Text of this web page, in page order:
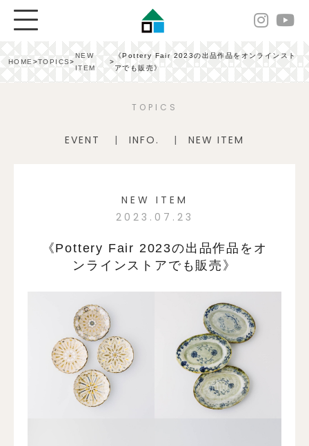
HOME>TOPICS>
NEW
ITEM
>
《Pottery Fair 2023の出品作品をオンラインスト
アでも販売》
TOPICS
EVENT INFO. NEW ITEM
NEW ITEM
2023.07.23
《Pottery Fair 2023の出品作品をオ
ンラインストアでも販売》